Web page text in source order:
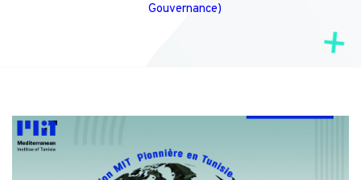
Gouvernance)